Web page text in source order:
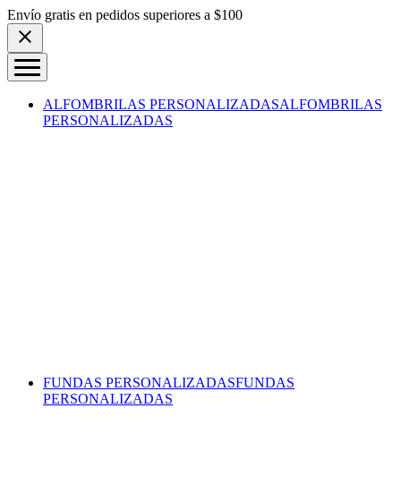
Skip to content
Envío gratis en pedidos superiores a $100
ALFOMBRILAS PERSONALIZADASALFOMBRILAS
PERSONALIZADAS
FUNDAS PERSONALIZADASFUNDAS
PERSONALIZADAS